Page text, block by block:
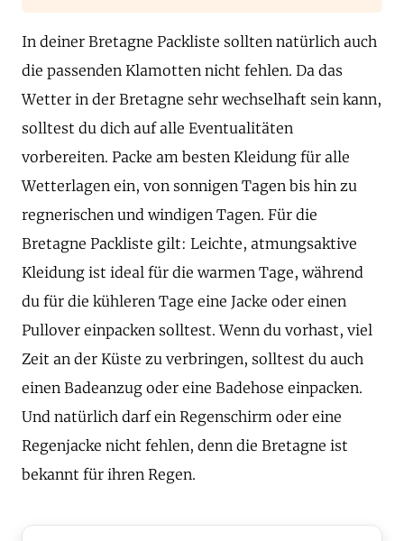
In deiner Bretagne Packliste sollten natürlich auch
die passenden Klamotten nicht fehlen. Da das
Wetter in der Bretagne sehr wechselhaft sein kann,
solltest du dich auf alle Eventualitäten
vorbereiten. Packe am besten Kleidung für alle
Wetterlagen ein, von sonnigen Tagen bis hin zu
regnerischen und windigen Tagen. Für die
Bretagne Packliste gilt: Leichte, atmungsaktive
Kleidung ist ideal für die warmen Tage, während
du für die kühleren Tage eine Jacke oder einen
Pullover einpacken solltest. Wenn du vorhast, viel
Zeit an der Küste zu verbringen, solltest du auch
einen Badeanzug oder eine Badehose einpacken.
Und natürlich darf ein Regenschirm oder eine
Regenjacke nicht fehlen, denn die Bretagne ist
bekannt für ihren Regen.